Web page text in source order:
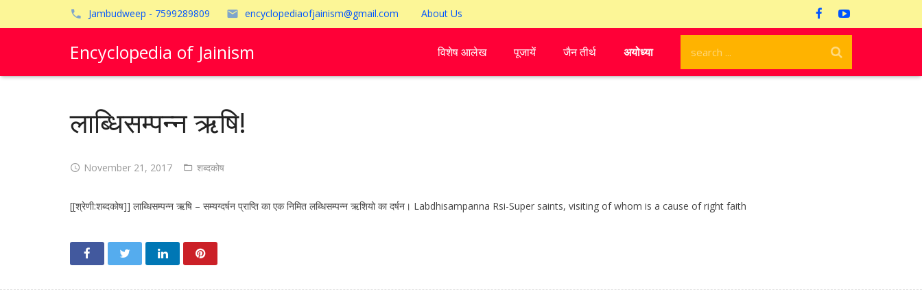
Jambudweep - 7599289809 encyclopediaofjainism@gmail.com About Us
Encyclopedia of Jainism विशेष आलेख पूजायें जैन तीर्थ अयोध्या
लाब्धिसम्पन्न ऋषि!
November 21, 2017 शब्दकोष
[[श्रेणी:शब्दकोष]] लाब्धिसम्पन्न ऋषि – सम्यग्दर्षन प्राप्ति का एक निमित लब्धिसम्पन्न ऋशियो का दर्षन। Labdhisampanna Rsi-Super saints, visiting of whom is a cause of right faith